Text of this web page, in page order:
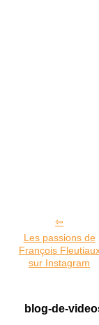
Les passions de
François
sur Instagram
blog-de-